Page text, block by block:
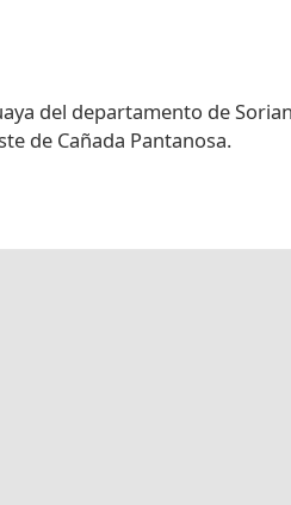
del departamento de
de Cañada Pantanosa.